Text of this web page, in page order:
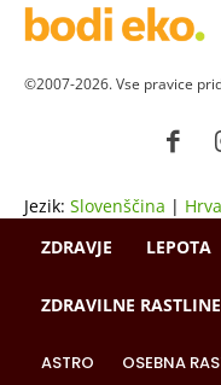
©2007-2026. Vse pravice
Jezik: Slovenščina |
ZDRAVJE
LEPOTA
ZDRAVILNE RASTLINE
ASTRO OSEBNA